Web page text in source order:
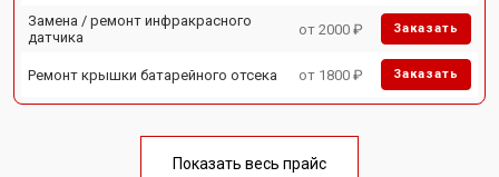
Замена / ремонт инфракрасного
датчика
от 2000 ₽ Заказать
Ремонт крышки батарейного отсека от 1800 ₽ Заказать
Показать весь прайс